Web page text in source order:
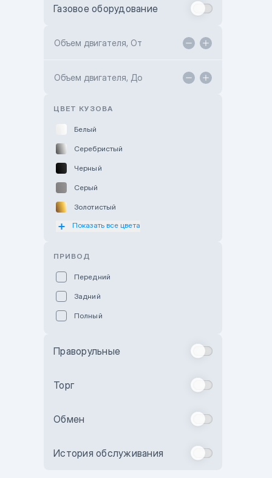
Toyota Kokshetau
Hyundai ShymCity
Газовое оборудование
Объем двигателя, От
Объем двигателя, До
ЦВЕТ КУЗОВА
Белый
Серебристый
Черный
Серый
Золотистый
Оранжевый
Бежевый
Комбинированный
Показать все цвета
ПРИВОД
Передний
Задний
Полный
Праворульные
Торг
Обмен
История обслуживания